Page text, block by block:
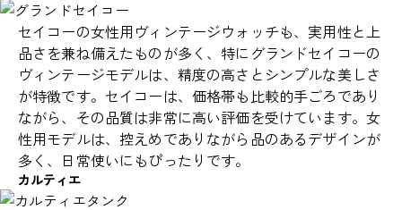
セイコーの女性用ヴィンテージウォッチも、実用性と上
品さを兼ね備えたものが多く、特にグランドセイコーの
ヴィンテージモデルは、精度の高さとシンプルな美しさ
が特徴です。セイコーは、価格帯も比較的手ごろであり
ながら、その品質は非常に高い評価を受けています。女
性用モデルは、控えめでありながら品のあるデザインが
多く、日常使いにもぴったりです。
カルティエ